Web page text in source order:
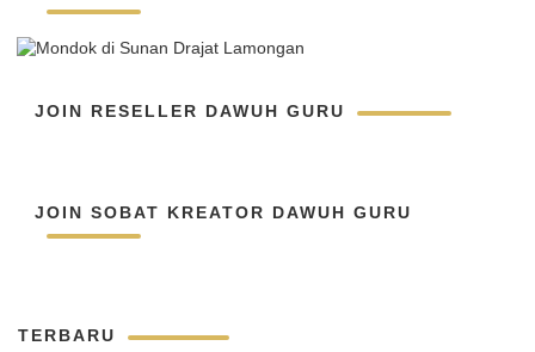
JOIN RESELLER DAWUH GURU
JOIN SOBAT KREATOR DAWUH GURU
TERBARU